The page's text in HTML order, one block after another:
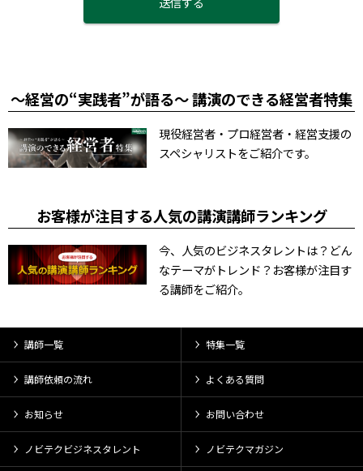
～経営の“実践者”が語る～ 講演のできる経営者特集
現役経営者・プロ経営者・経営支援の
スペシャリストをご紹介です。
お客様が注目する人気の講演講師ランキング
今、人気のビジネスタレントは？どん
なテーマがトレンド？お客様が注目す
る講師をご紹介。
講師一覧 特集一覧
講師依頼の流れ よくある質問
お知らせ お問い合わせ
ノビテクビジネスタレント ノビテクマガジン